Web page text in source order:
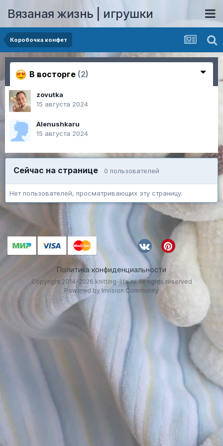
Вязаная жизнь | игрушки
Коробочка конфет
В восторге (2)
zovutka
15 августа 2024
Alenushkaru
15 августа 2024
Сейчас на странице 0 пользователей
Нет пользователей, просматривающих эту страницу.
Политика конфиденциальности
Copyright 2014-2026 knitting-life.ru. All rights reserved
Powered by Invision Community